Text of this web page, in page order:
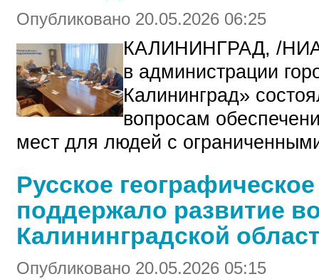
Опубликовано 20.05.2026 06:25
КАЛИНИНГРАД, /
в администрации
Калининград»
вопросам
мест для людей с
Русское
поддержало развитие
Калининградской
Опубликовано 20.05.2026 05:15